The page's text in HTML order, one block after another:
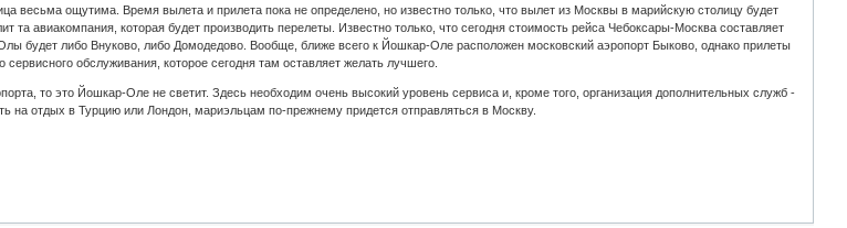
весьма ощутима. Время вылета и прилета пока не определено, но известно только, что вылет из Москвы в марийскую столицу будет
та авиакомпания, которая будет производить перелеты. Известно только, что сегодня стоимость рейса Чебоксары-Москва составляет
будет либо Внуково, либо Домодедово. Вообще, ближе всего к Йошкар-Оле расположен московский аэропорт Быково, однако прилеты
обслуживания, которое сегодня там оставляет желать лучшего.
то это Йошкар-Оле не светит. Здесь необходим очень высокий уровень сервиса и, кроме того, организация дополнительных служб -
на отдых в Турцию или Лондон, мариэльцам по-прежнему придется отправляться в Москву.